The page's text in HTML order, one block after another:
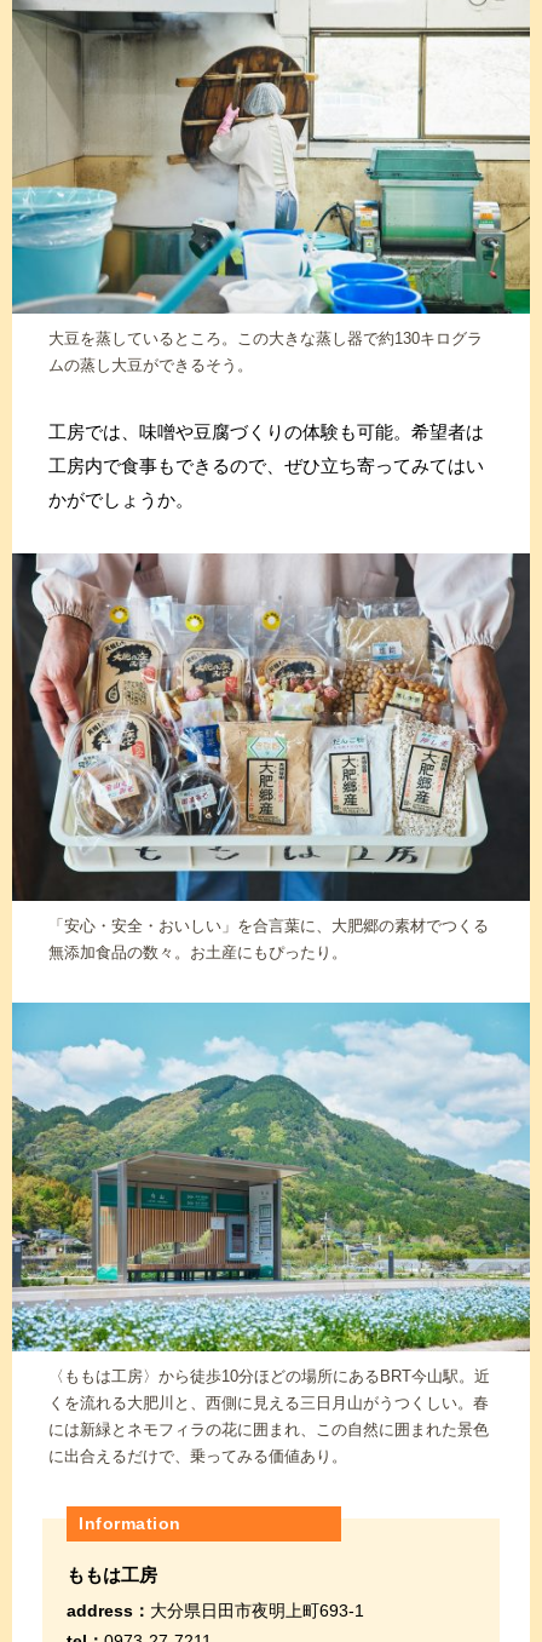
大豆を蒸しているところ。この大きな蒸し器で約130キログラ
ムの蒸し大豆ができるそう。
工房では、味噌や豆腐づくりの体験も可能。希望者は
工房内で食事もできるので、ぜひ立ち寄ってみてはい
かがでしょうか。
「安心・安全・おいしい」を合言葉に、大肥郷の素材でつくる
無添加食品の数々。お土産にもぴったり。
〈ももは工房〉から徒歩10分ほどの場所にあるBRT今山駅。近
くを流れる大肥川と、西側に見える三日月山がうつくしい。春
には新緑とネモフィラの花に囲まれ、この自然に囲まれた景色
に出合えるだけで、乗ってみる価値あり。
Information
ももは工房
address： 大分県日田市夜明上町693-1